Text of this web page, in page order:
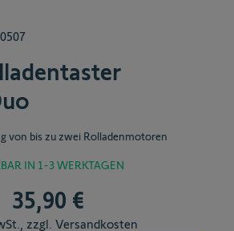
von bis zu zwei Rolladenmotoren
IN 1-3 WERKTAGEN
35,90 €
zzgl. Versandkosten